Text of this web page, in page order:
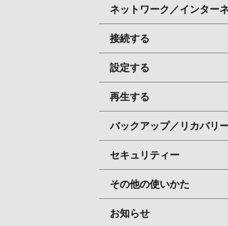
ネットワーク／インター
接続する
設定する
再生する
バックアップ／リカバリ
セキュリティー
その他の使いかた
お知らせ